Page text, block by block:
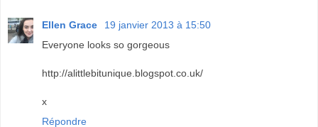
Ellen Grace
19 janvier 2013 à 15:50
Everyone looks so gorgeous
http://alittlebitunique.blogspot.co.uk/
x
Répondre